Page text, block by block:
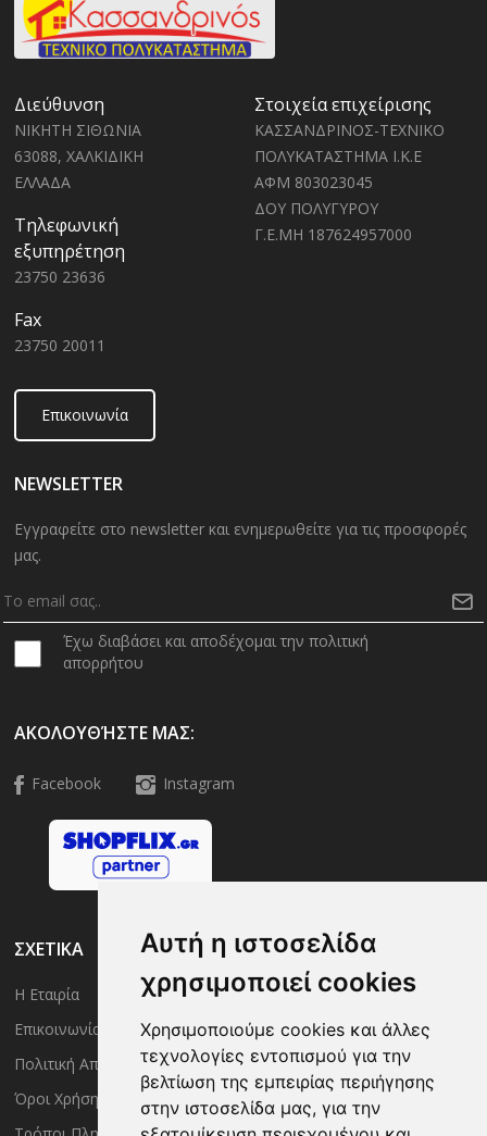
Αυτή η ιστοσελίδα
χρησιμοποιεί cookies
Χρησιμοποιούμε cookies και άλλες
τεχνολογίες εντοπισμού για την
βελτίωση της εμπειρίας περιήγησης
στην ιστοσελίδα μας, για την
Διεύθυνση
ΝΙΚΗΤΗ ΣΙΘΩΝΙΑ
63088, ΧΑΛΚΙΔΙΚΗ
ΕΛΛΑΔΑ
Τηλεφωνική
εξυπηρέτηση
23750 23636
Fax
23750 20011
Στοιχεία επιχείρισης
ΚΑΣΣΑΝΔΡΙΝΟΣ-ΤΕΧΝΙΚΟ
ΠΟΛΥΚΑΤΑΣΤΗΜΑ Ι.Κ.Ε
ΑΦΜ 803023045
ΔΟΥ ΠΟΛΥΓΥΡΟΥ
Γ.Ε.ΜΗ 187624957000
Επικοινωνία
NEWSLETTER
Εγγραφείτε στο newsletter και ενημερωθείτε για τις προσφορές
μας.
Έχω διαβάσει και αποδέχομαι την πολιτική
απορρήτου
ΑΚΟΛΟΥΘΉΣΤΕ ΜΑΣ:
Facebook Instagram
ΣΧΕΤΙΚΑ
Η Εταιρία
Επικοινωνία
Πολιτική Απορρήτου
Όροι Χρήσης
Είσοδος Μέλους
Έλεγχος Παραγγελίας
Τρόποι Αποστολής
Πολιτική Επιστροφών